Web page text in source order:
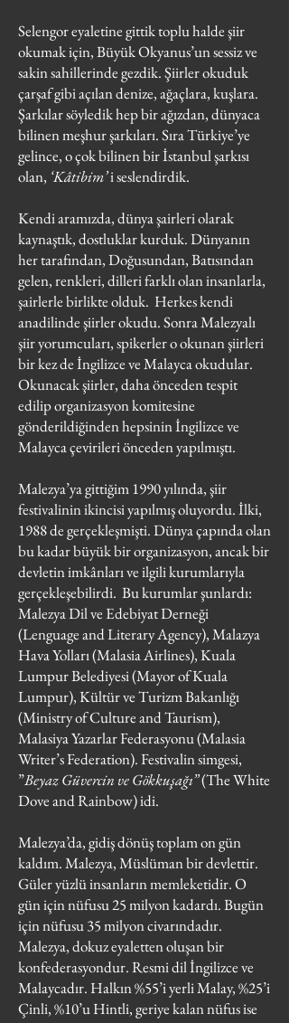
Selengor eyaletine gittik toplu halde şiir
okumak için, Büyük Okyanus’un sessiz ve
sakin sahillerinde gezdik. Şiirler okuduk
çarşaf gibi açılan denize, ağaçlara, kuşlara.
Şarkılar söyledik hep bir ağızdan, dünyaca
bilinen meşhur şarkıları. Sıra Türkiye’ye
gelince, o çok bilinen bir İstanbul şarkısı
olan, ‘Kâtibim’i seslendirdik.
Kendi aramızda, dünya şairleri olarak
kaynaştık, dostluklar kurduk. Dünyanın
her tarafından, Doğusundan, Batısından
gelen, renkleri, dilleri farklı olan insanlarla,
şairlerle birlikte olduk. Herkes kendi
anadilinde şiirler okudu. Sonra Malezyalı
şiir yorumcuları, spikerler o okunan şiirleri
bir kez de İngilizce ve Malayca okudular.
Okunacak şiirler, daha önceden tespit
edilip organizasyon komitesine
gönderildiğinden hepsinin İngilizce ve
Malayca çevirileri önceden yapılmıştı.
Malezya’ya gittiğim 1990 yılında, şiir
festivalinin ikincisi yapılmış oluyordu. İlki,
1988 de gerçekleşmişti. Dünya çapında olan
bu kadar büyük bir organizasyon, ancak bir
devletin imkânları ve ilgili kurumlarıyla
gerçekleşebilirdi. Bu kurumlar şunlardı:
Malezya Dil ve Edebiyat Derneği
(Lenguage and Literary Agency), Malazya
Hava Yolları (Malasia Airlines), Kuala
Lumpur Belediyesi (Mayor of Kuala
Lumpur), Kültür ve Turizm Bakanlığı
(Ministry of Culture and Taurism),
Malasiya Yazarlar Federasyonu (Malasia
Writer’s Federation). Festivalin simgesi,
”Beyaz Güvercin ve Gökkuşağı”(The White
Dove and Rainbow) idi.
Malezya’da, gidiş dönüş toplam on gün
kaldım. Malezya, Müslüman bir devlettir.
Güler yüzlü insanların memleketidir. O
gün için nüfusu 25 milyon kadardı. Bugün
için nüfusu 35 milyon civarındadır.
Malezya, dokuz eyaletten oluşan bir
konfederasyondur. Resmi dil İngilizce ve
Malaycadır. Halkın %55’i yerli Malay, %25’i
Çinli, %10’u Hintli, geriye kalan nüfus ise